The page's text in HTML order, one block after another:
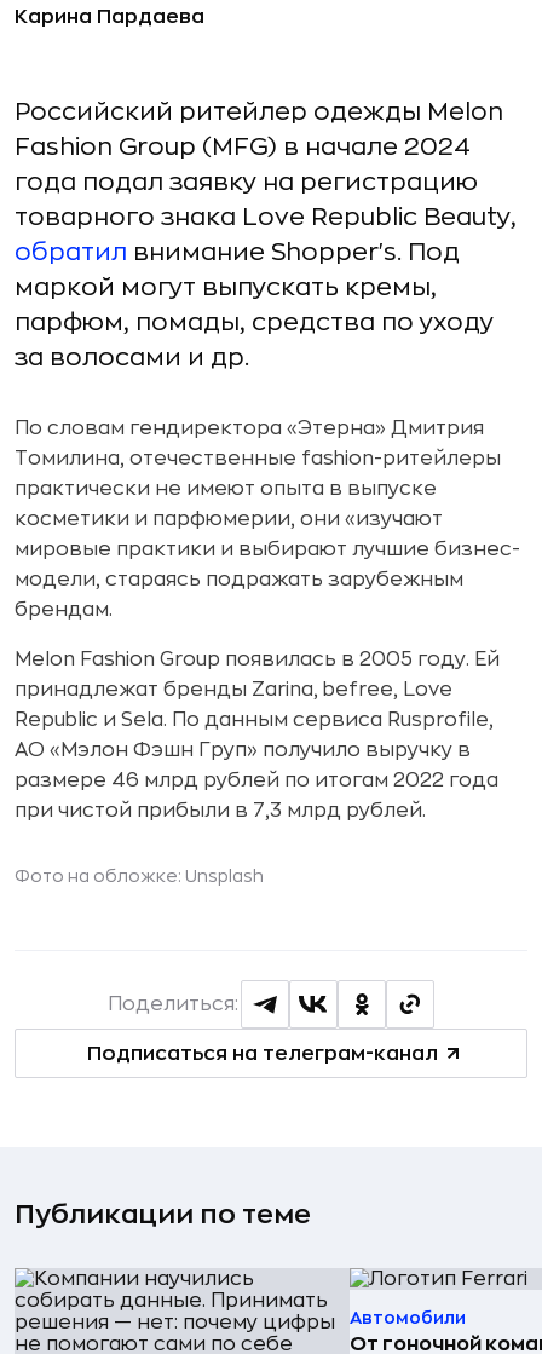
Карина Пардаева
Российский ритейлер одежды Melon
Fashion Group (MFG) в начале 2024
года подал заявку на регистрацию
товарного знака Love Republic Beauty,
обратил внимание Shopper's. Под
маркой могут выпускать кремы,
парфюм, помады, средства по уходу
за волосами и др.
По словам гендиректора «Этерна» Дмитрия
Томилина, отечественные fashion-ритейлеры
практически не имеют опыта в выпуске
косметики и парфюмерии, они «изучают
мировые практики и выбирают лучшие бизнес-
модели, стараясь подражать зарубежным
брендам.
Melon Fashion Group появилась в 2005 году. Ей
принадлежат бренды Zarina, befree, Love
Republic и Sela. По данным сервиса Rusprofile,
АО «Мэлон Фэшн Груп» получило выручку в
размере 46 млрд рублей по итогам 2022 года
при чистой прибыли в 7,3 млрд рублей.
Фото на обложке: Unsplash
Подписаться на телеграм-канал
Поделиться:
Публикации по теме
Автомобили
От гоночной